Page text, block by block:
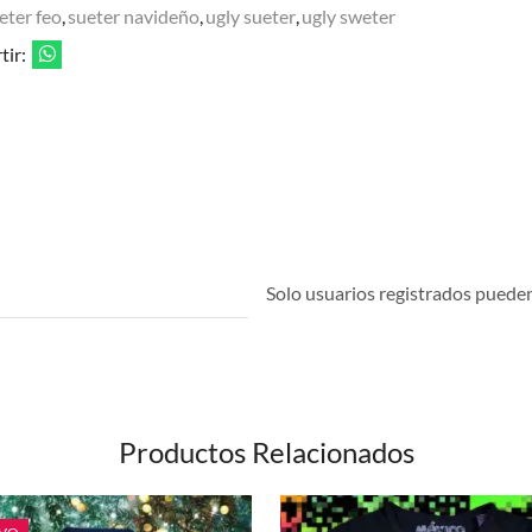
feo sueter navideño ugly sueter ugly sweter
Solo usuarios registrados
Productos Relacionados